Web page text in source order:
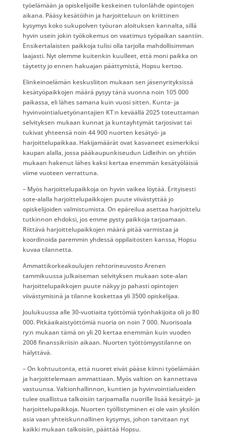
työelämään ja opiskelijoille keskeinen tulonlähde opintojen
aikana. Pääsy kesätöihin ja harjoitteluun on kriittinen
kysymys koko sukupolven työuran aloituksen kannalta, sillä
hyvin usein jokin työkokemus on vaatimus työpaikan saantiin.
Ensikertalaisten paikkoja tulisi olla tarjolla mahdollisimman
laajasti. Nyt olemme kuitenkin kuulleet, että moni paikka on
täytetty jo ennen hakuajan päättymistä, Hopsu kertoo.
Elinkeinoelämän keskusliiton mukaan sen jäsenyrityksissä
kesätyöpaikkojen määrä pysyy tänä vuonna noin 105 000
paikassa, eli lähes samana kuin vuosi sitten. Kunta- ja
hyvinvointialuetyönantajien KT:n keväällä 2025 toteuttaman
selvityksen mukaan kunnat ja kuntayhtymät tarjosivat tai
tukivat yhteensä noin 44 900 nuorten kesätyö- ja
harjoittelupaikkaa. Hakijamäärät ovat kasvaneet esimerkiksi
kaupan alalla, jossa pääkaupunkiseudun Lidleihin on yhtiön
mukaan hakenut lähes kaksi kertaa enemmän kesätyöläisiä
viime vuoteen verrattuna.
– Myös harjoittelupaikkoja on hyvin vaikea löytää. Erityisesti
sote-alalla harjoittelupaikkojen puute viivästyttää jo
opiskelijoiden valmistumista. On epäreilua asettaa harjoittelu
tutkinnon ehdoksi, jos emme pysty paikkoja tarjoamaan.
Riittävä harjoittelupaikkojen määrä pitää varmistaa ja
koordinoida paremmin yhdessä oppilaitosten kanssa, Hopsu
kuvaa tilannetta.
Ammattikorkeakoulujen rehtorineuvosto Arenen
tammikuussa julkaiseman selvityksen mukaan sote-alan
harjoittelupaikkojen puute näkyy jo pahasti opintojen
viivästymisinä ja tilanne koskettaa yli 3500 opiskelijaa.
Joulukuussa alle 30-vuotiaita työttömiä työnhakijoita oli jo 80
000. Pitkäaikaistyöttömiä nuoria on noin 7 000. Nuorisoala
ry:n mukaan tämä on yli 20 kertaa enemmän kuin vuoden
2008 finanssikriisin aikaan. Nuorten työttömyystilanne on
hälyttävä.
– On kohtuutonta, että nuoret eivät pääse kiinni työelämään
ja harjoittelemaan ammattiaan. Myös valtion on kannettava
vastuunsa. Valtionhallinnon, kuntien ja hyvinvointialueiden
tulee osallistua talkoisiin tarjoamalla nuorille lisää kesätyö- ja
harjoittelupaikkoja. Nuorten työllistyminen ei ole vain yksilön
asia vaan yhteiskunnallinen kysymys, johon tarvitaan nyt
kaikki mukaan talkoisiin, päättää Hopsu.